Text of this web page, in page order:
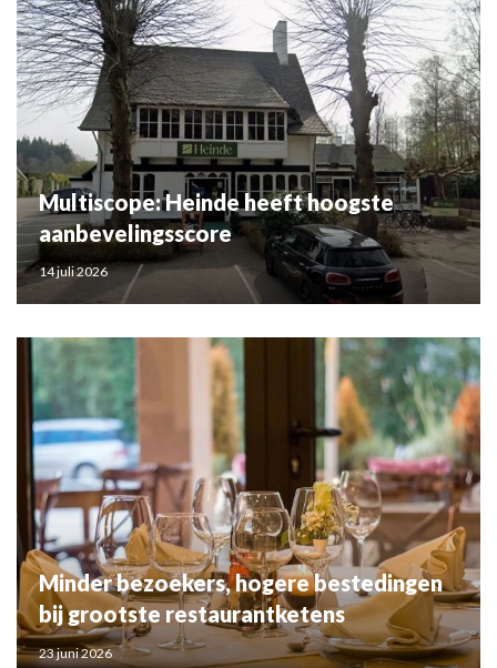
Multiscope: Heinde heeft hoogste
aanbevelingsscore
14 juli 2026
Minder bezoekers, hogere bestedingen
bij grootste restaurantketens
23 juni 2026